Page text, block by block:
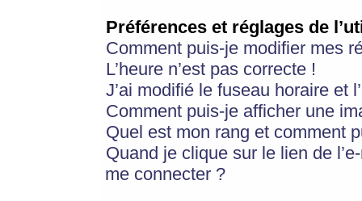
Préférences et réglages de
Comment puis-je modifier mes
L’heure n’est pas correcte !
J’ai modifié le fuseau horaire et
Comment puis-je afficher une
Quel est mon rang et comment
Quand je clique sur le lien de
me connecter ?